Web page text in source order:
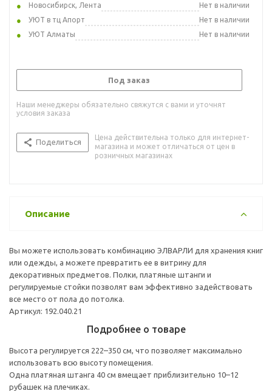
Новосибирск, Лента
Нет в наличии
УЮТ в тц Апорт
Нет в наличии
УЮТ Алматы
Нет в наличии
Под заказ
Наши менеджеры обязательно свяжутся с вами и уточнят
условия заказа
Поделиться
Цена действительна только для интернет-
магазина и может отличаться от цен в
розничных магазинах
Описание
Вы можете использовать комбинацию ЭЛВАРЛИ для хранения книг
или одежды, а можете превратить ее в витрину для
декоративных предметов. Полки, платяные штанги и
регулируемые стойки позволят вам эффективно задействовать
все место от пола до потолка.
Артикул: 192.040.21
Подробнее о товаре
Высота регулируется 222–350 см, что позволяет максимально
использовать всю высоту помещения.
Одна платяная штанга 40 см вмещает приблизительно 10–12
рубашек на плечиках.